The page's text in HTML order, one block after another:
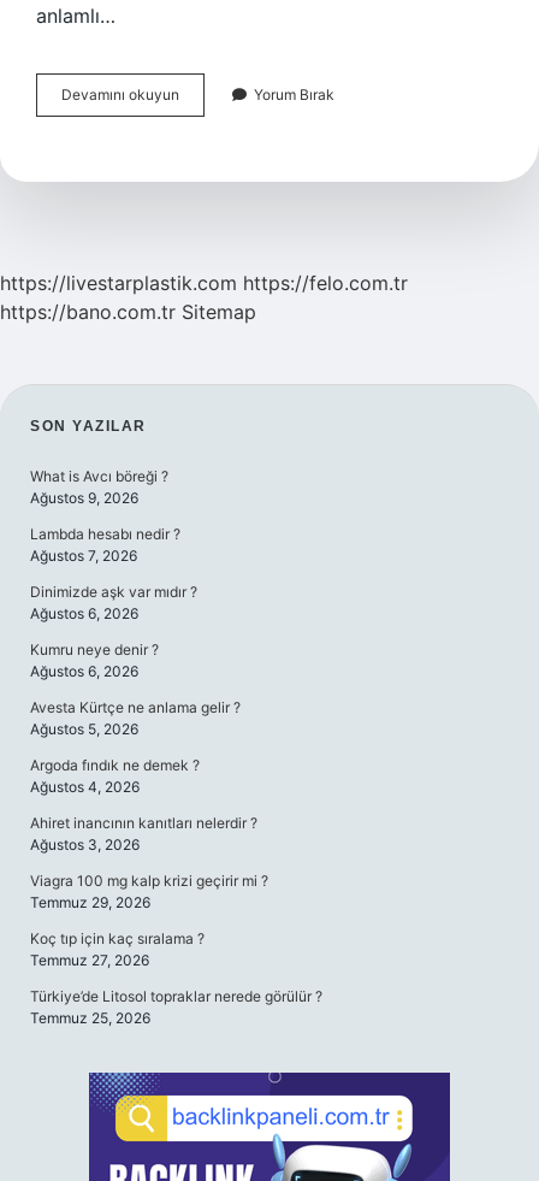
anlamlı…
Devamını okuyun
Ağacı
Yarar
Yorum Bırak
https://livestarplastik.com https://felo.com.tr
https://bano.com.tr Sitemap
SIDEBAR
SON YAZILAR
What is Avcı böreği ?
Ağustos 9, 2026
Lambda hesabı nedir ?
Ağustos 7, 2026
Dinimizde aşk var mıdır ?
Ağustos 6, 2026
Kumru neye denir ?
Ağustos 6, 2026
Avesta Kürtçe ne anlama gelir ?
Ağustos 5, 2026
Argoda fındık ne demek ?
Ağustos 4, 2026
Ahiret inancının kanıtları nelerdir ?
Ağustos 3, 2026
Viagra 100 mg kalp krizi geçirir mi ?
Temmuz 29, 2026
Koç tıp için kaç sıralama ?
Temmuz 27, 2026
Türkiye’de Litosol topraklar nerede görülür ?
Temmuz 25, 2026